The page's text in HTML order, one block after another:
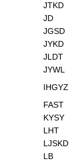
JTKD
JD
JGSD
JYKD
JLDT
JYWL
IHGYZ
FAST
KYSY
LHT
LJSKD
LB